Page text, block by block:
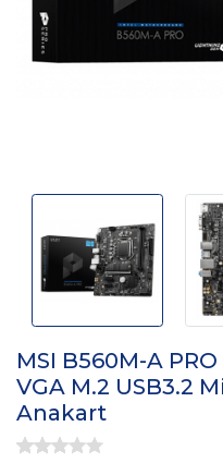
MSI B560M-A
VGA M.2 USB3.2
Anakart